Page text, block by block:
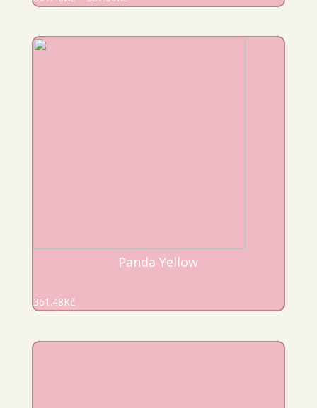
Panda Yellow
361.48Kč